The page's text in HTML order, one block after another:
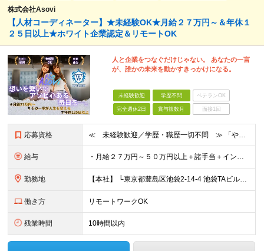
株式会社Asovi
【人材コーディネーター】★未経験OK★月給２７万円～＆年休１
２５日以上★ホワイト企業認定＆リモートOK
人と企業をつなぐだけじゃない。 あなたの一言
が、誰かの未来を動かすきっかけになる。
未経験歓迎 学歴不問 ベテランOK
完全週休2日 賞与複数月 面接1回
応募資格 ≪ 未経験歓迎／学歴・職歴一切不問 ≫ 「やりたいことはまだ決まっていないけど、何かを始めたい」 「人と関わる仕事に興味がある」——そんな方も大歓迎です！ Asoviでは、“今まで”よりも“これから
給与 ・月給２７万円～５０万円以上＋諸手当＋インセンティブ ※超過分は別途全額支給します。 【 入社時の想定年収 】 ・年収４５０万円 ＜インセンティブ制度について＞ 社員一人ひとりの頑張りを多角的に評
勤務地 【本社】 └東京都豊島区池袋2-14-4 池袋TAビル8F ★あなたの希望を最大限考慮！ ・都内（池袋・新宿・渋谷・目黒・青山）・埼玉・千葉・神奈川・茨城・栃木・群馬 ※勤務先は本社または支社とな
働き方 リモートワークOK
残業時間 10時間以内